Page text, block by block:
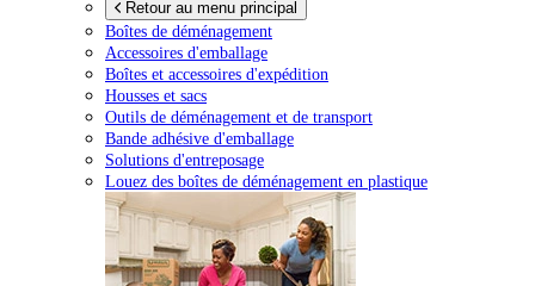
Retour au menu principal
Boîtes de déménagement
Accessoires d'emballage
Boîtes et accessoires d'expédition
Housses et sacs
Outils de déménagement et de transport
Bande adhésive d'emballage
Solutions d'entreposage
Louez des boîtes de déménagement en plastique